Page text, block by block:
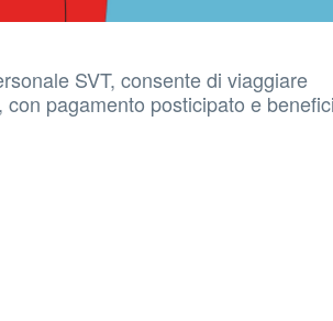
SVT, consente di viaggiare
, con pagamento posticipato e